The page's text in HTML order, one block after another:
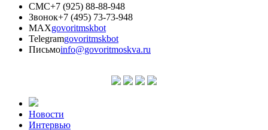
СМС+7 (925) 88-88-948
Звонок+7 (495) 73-73-948
MAXgovoritmskbot
Telegramgovoritmskbot
Письмоinfo@govoritmoskva.ru
Новости
Интервью